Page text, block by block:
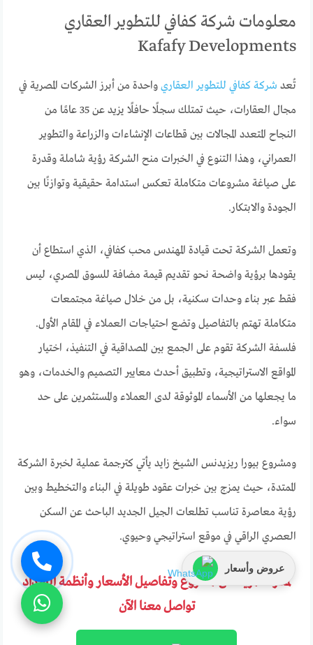
معلومات شركة كفافي للتطوير العقاري
Kafafy Developments
تُعد شركة كفافي للتطوير العقاري واحدة من أبرز الشركات المصرية في
مجال العقارات، حيث تمتلك سجلًا حافلًا يزيد عن 35 عامًا من
النجاح المتعدد المجالات بين قطاعات الإنشاءات والزراعة والتطوير
العمراني، وهذا التنوع في الخبرات منح الشركة رؤية شاملة وقدرة
على صياغة مشروعات متكاملة تعكس استدامة حقيقية وتوازنًا بين
الجودة والابتكار.
وتعمل الشركة تحت قيادة المهندس محب كفافي، الذي استطاع أن
يقودها برؤية واضحة نحو تقديم قيمة مضافة للسوق المصري، ليس
فقط عبر بناء وحدات سكنية، بل من خلال صياغة مجتمعات
متكاملة تهتم بالتفاصيل وتضع احتياجات العملاء في المقام الأول.
فلسفة الشركة تقوم على الجمع بين المصداقية في التنفيذ، اختيار
المواقع الاستراتيجية، وتطبيق أحدث معايير التصميم والخدمات، وهو
ما يجعلها من الأسماء الموثوقة لدى العملاء والمستثمرين على حد
سواء.
ومشروع بيورا ريزيدنس الشيخ زايد يأتي كترجمة عملية لخبرة الشركة
الممتدة، حيث يمزج بين خبرات عقود طويلة في البناء والتخطيط وبين
رؤية معاصرة تناسب تطلعات الجيل الجديد الباحث عن السكن
العصري الراقي في موقع استراتيجي وحيوي.
لمعرفة المزيد عن المشروع وتفاصيل الأسعار وأنظمة السداد
تواصل معنا الآن
عروض وأسعار